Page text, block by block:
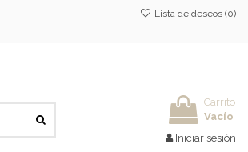
Lista de deseos (0)
Carrito
Vacío
Iniciar sesión